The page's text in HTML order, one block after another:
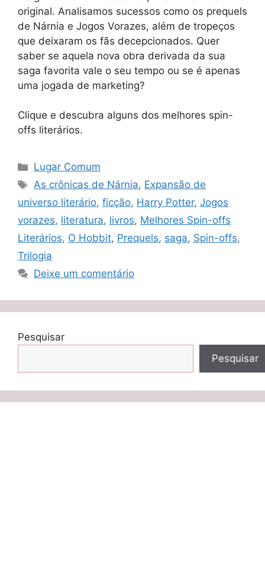
original. Analisamos sucessos como os prequels
de Nárnia e Jogos Vorazes, além de tropeços
que deixaram os fãs decepcionados. Quer
saber se aquela nova obra derivada da sua
saga favorita vale o seu tempo ou se é apenas
uma jogada de marketing?
Clique e descubra alguns dos melhores spin-
offs literários.
Categorias
Lugar Comum
Tags
As crônicas de Nárnia, Expansão de
universo literário, ficção, Harry Potter, Jogos
vorazes, literatura, livros, Melhores Spin-offs
Literários, O Hobbit, Prequels, saga, Spin-offs,
Trilogia
Deixe um comentário
Pesquisar
Pesquisar